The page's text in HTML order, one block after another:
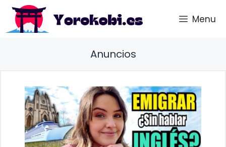
Saltar
contenido
Menu
Anuncios